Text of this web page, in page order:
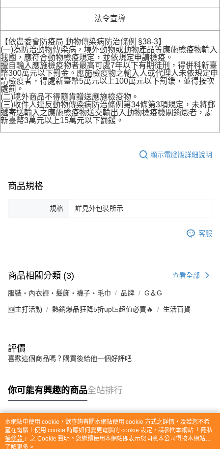
法令宣導
【依農委會防疫局 動物傳染病防治條例 §38-3】
(一)為防治動物傳染病，境外動物或動物產品等應施檢疫物輸入
我國，應符合動物檢疫規定，並依規定申請檢疫。
擅自輸入應施檢疫物者最高可處7年以下有期徒刑，得併科新臺
幣300萬元以下罰金。應施檢疫物之輸入人或代理人未依規定申
請檢疫者，得處新臺幣5萬元以上100萬元以下罰鍰，並得按次
處罰。
(二)境外商品不得隨貨贈送應施檢疫物。
(三)收件人違反動物傳染病防治條例第34條第3項規定，未將郵
遞寄送輸入之應施檢疫物送交輸出入動物檢疫機關銷燬者，處
新臺幣3萬元以上15萬元以下罰鍰。
顯示電腦版詳細說明
商品規格
規格 詳見外包裝所示
客服
商品相關分類 (3) 查看全部
服裝・內衣褲・髮飾・襪子・毛巾 品牌 G＆G
🆕主打活動 熱銷爆品狂降5折up📉超值必買🔥 生活百貨
評價
喜歡這個商品嗎？購買後給他一個好評吧
你可能有興趣的商品全站排行
熱門標籤
本網站中使用 cookie，欲查詢有關本網站使用 cookie 方式之詳情，及若您不希
望在電腦上使用 cookie 時應如何變更電腦的 cookie 設定，請參閱本網站「 隱私
權條款 」之 Cookie 聲明。您繼續使用本網站即表示您同意本公司得按本網站使
用條款之 Cookie 聲明使用 cookie。
了解更多 >